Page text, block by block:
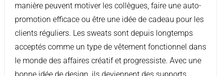
manière peuvent motiver les collègues, faire une auto-
promotion efficace ou être une idée de cadeau pour les
clients réguliers. Les sweats sont depuis longtemps
acceptés comme un type de vêtement fonctionnel dans
le monde des affaires créatif et progressiste. Avec une
bonne idée de design, ils deviennent des supports